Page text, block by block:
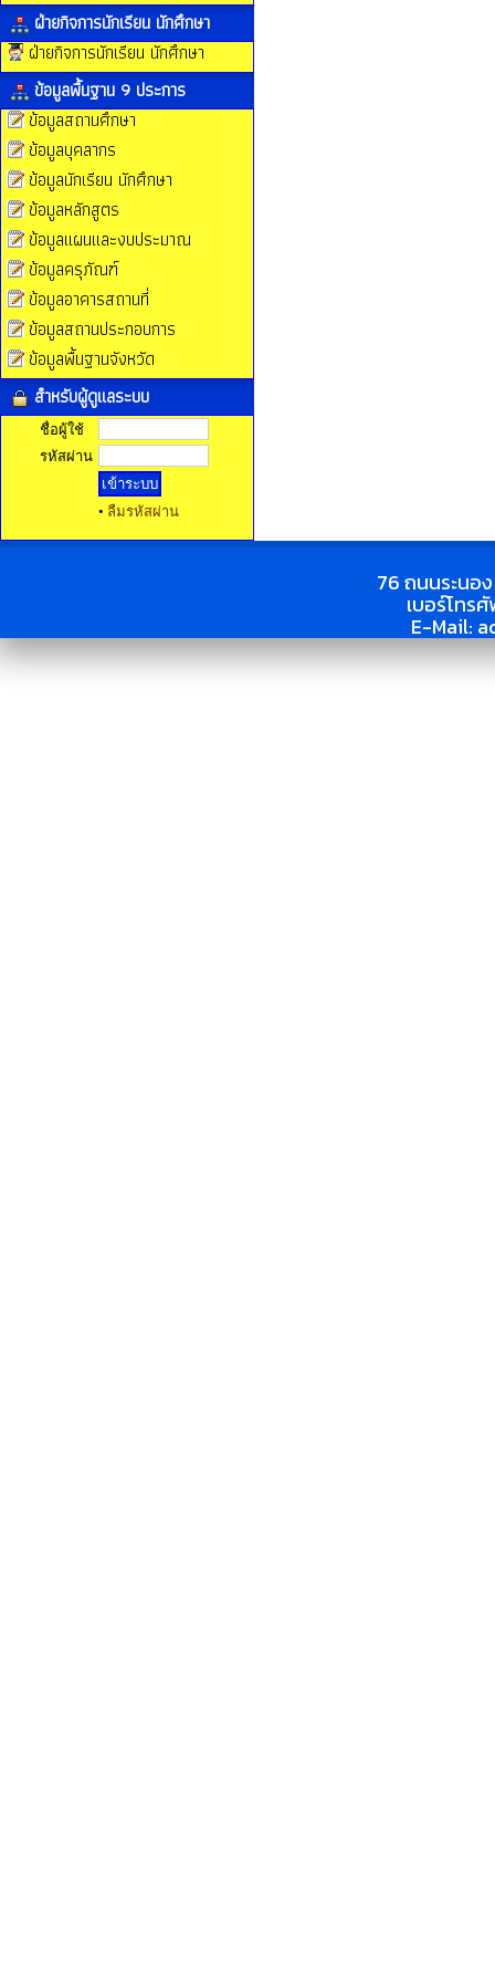
ฝ่ายกิจการนักเรียน นักศึกษา
ฝ่ายกิจการนักเรียน นักศึกษา
ข้อมูลพื้นฐาน 9 ประการ
ข้อมูลสถานศึกษา
ข้อมูลบุคลากร
ข้อมูลนักเรียน นักศึกษา
ข้อมูลหลักสูตร
ข้อมูลแผนและงบประมาณ
ข้อมูลครุภัณฑ์
ข้อมูลอาคารสถานที่
ข้อมูลสถานประกอบการ
ข้อมูลพื้นฐานจังหวัด
สำหรับผู้ดูแลระบบ
ชื่อผู้ใช้
รหัสผ่าน
• ลืมรหัสผ่าน
76 ถนนระนอ
เบอร์โท
E-Mail: